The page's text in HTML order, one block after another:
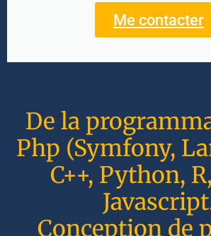
Me contacter
De la
Php (Symfony,
C++, Python,
Conception de